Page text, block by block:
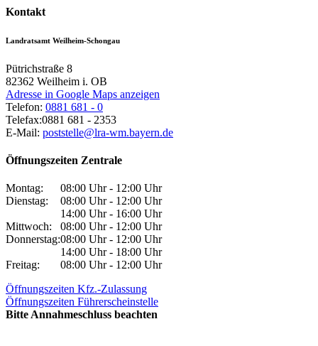
Kontakt
Landratsamt Weilheim-Schongau
Pütrichstraße 8
82362 Weilheim i. OB
Adresse in Google Maps anzeigen
Telefon: 0881 681 - 0
Telefax:0881 681 - 2353
E-Mail: poststelle@lra-wm.bayern.de
Öffnungszeiten Zentrale
Montag:
08:00 Uhr - 12:00 Uhr
Dienstag:
08:00 Uhr - 12:00 Uhr
14:00 Uhr - 16:00 Uhr
Mittwoch:
08:00 Uhr - 12:00 Uhr
Donnerstag:08:00 Uhr - 12:00 Uhr
14:00 Uhr - 18:00 Uhr
Freitag:
08:00 Uhr - 12:00 Uhr
Öffnungszeiten Kfz.-Zulassung
Öffnungszeiten Führerscheinstelle
Bitte Annahmeschluss beachten